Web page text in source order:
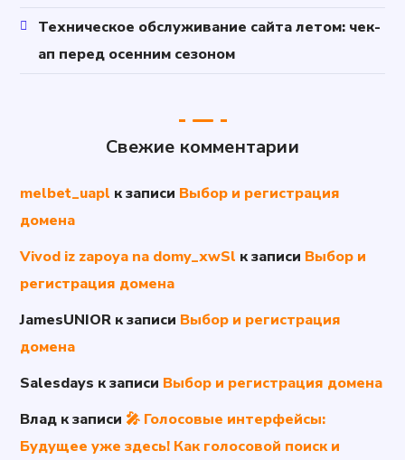
Техническое обслуживание сайта летом: чек-
ап перед осенним сезоном
Свежие комментарии
melbet_uapl к записи Выбор и регистрация
домена
Vivod iz zapoya na domy_xwSl к записи Выбор и
регистрация домена
JamesUNIOR к записи Выбор и регистрация
домена
Salesdays к записи Выбор и регистрация домена
Влад к записи 🎤 Голосовые интерфейсы:
Будущее уже здесь! Как голосовой поиск и